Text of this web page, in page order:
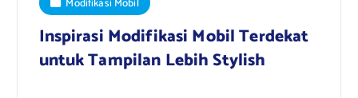
Inspirasi Modifikasi Mobil Terdekat
untuk Tampilan Lebih Stylish